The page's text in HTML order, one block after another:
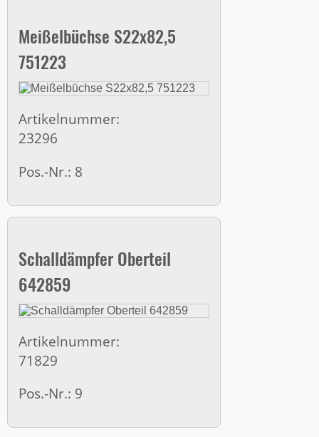
Meißelbüchse S22x82,5
751223
Artikelnummer:
23296
Pos.-Nr.: 8
Schalldämpfer Oberteil
642859
Artikelnummer:
71829
Pos.-Nr.: 9